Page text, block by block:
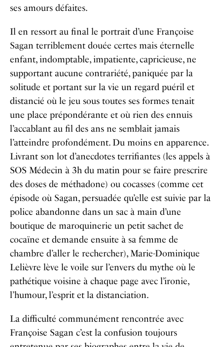
ses amours défaites.
Il en ressort au final le portrait d’une Françoise
Sagan terriblement douée certes mais éternelle
enfant, indomptable, impatiente, capricieuse, ne
supportant aucune contrariété, paniquée par la
solitude et portant sur la vie un regard puéril et
distancié où le jeu sous toutes ses formes tenait
une place prépondérante et où rien des ennuis
l’accablant au fil des ans ne semblait jamais
l’atteindre profondément. Du moins en apparence.
Livrant son lot d’anecdotes terrifiantes (les appels à
SOS Médecin à 3h du matin pour se faire prescrire
des doses de méthadone) ou cocasses (comme cet
épisode où Sagan, persuadée qu’elle est suivie par la
police abandonne dans un sac à main d’une
boutique de maroquinerie un petit sachet de
cocaïne et demande ensuite à sa femme de
chambre d’aller le rechercher), Marie-Dominique
Lelièvre lève le voile sur l’envers du mythe où le
pathétique voisine à chaque page avec l’ironie,
l’humour, l’esprit et la distanciation.
La difficulté communément rencontrée avec
Françoise Sagan c’est la confusion toujours